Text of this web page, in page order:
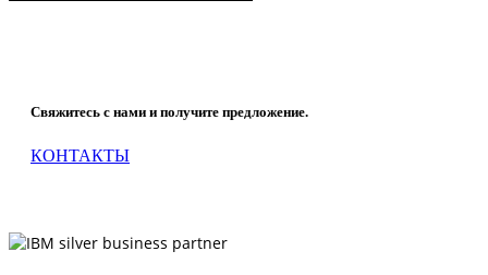
Свяжитесь с нами и получите предложение.
КОНТАКТЫ